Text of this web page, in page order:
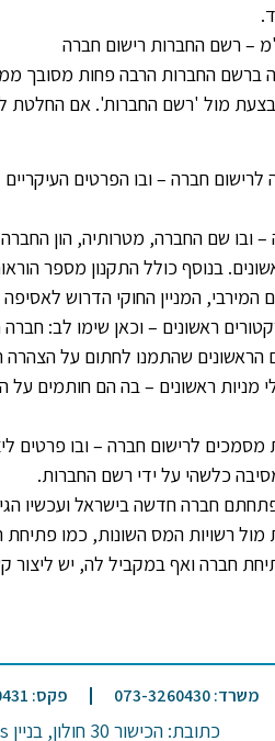
– רשם החברות רישום חברה
ברשם החברות הרבה פחות מסובך
מול 'רשם החברות'. אם
חברה – ובו הפרטים
– ובו שם החברה, מטרותיה, הון
בנוסף כולל התקנון מספר
המירבי, המניין החוקי הדרוש
ראשונים – וכאן שימו לב:
הראשונים שהתמנו לחתום על
מניות ראשונים – בה הם חותמים
לרישום חברה – ובו פרטים
כלשהי על ידי רשם החברות.
חברה חדשה בישראל ועכשיו
רשויות המס השונות, כמו פתיחת
חברה ואף במקביל לה, יש ליצור
משרד: 073-3260430 פקס: 073-3260431
כתובת: הכישור 30 חולון, בניין Workers